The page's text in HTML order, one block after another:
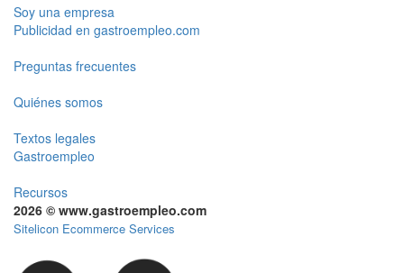
Soy una empresa
Publicidad en gastroempleo.com
Preguntas frecuentes
Quiénes somos
Textos legales
Gastroempleo
Recursos
2026 © www.gastroempleo.com
Sitelicon Ecommerce Services